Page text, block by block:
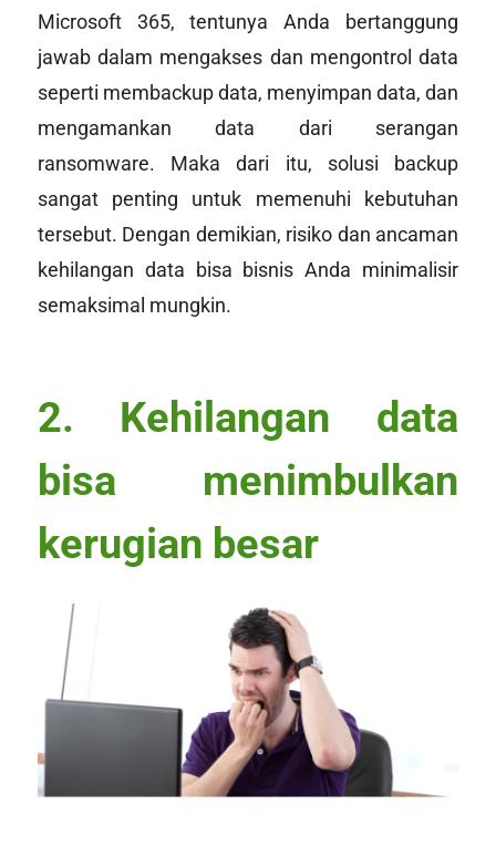
Microsoft 365, tentunya Anda bertanggung
jawab dalam mengakses dan mengontrol data
seperti membackup data, menyimpan data, dan
mengamankan data dari serangan
ransomware. Maka dari itu, solusi backup
sangat penting untuk memenuhi kebutuhan
tersebut. Dengan demikian, risiko dan ancaman
kehilangan data bisa bisnis Anda minimalisir
semaksimal mungkin.
2. Kehilangan data
bisa menimbulkan
kerugian besar